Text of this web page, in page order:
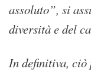
assoluto”, si
diversità e del
In definitiva,